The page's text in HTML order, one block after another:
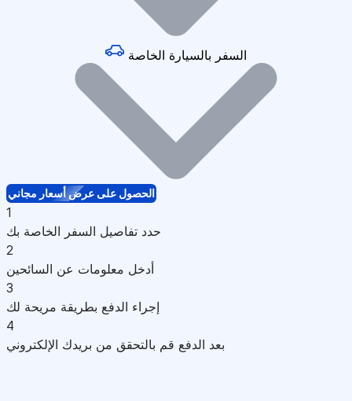
السفر بالسيارة الخاصة
الحصول على عرض أسعار مجاني
1
حدد تفاصيل السفر الخاصة بك
2
أدخل معلومات عن السائحين
3
إجراء الدفع بطريقة مريحة لك
4
بعد الدفع قم بالتحقق من بريدك الإلكتروني